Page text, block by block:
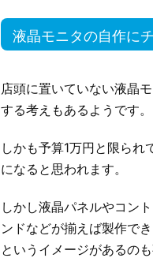
液晶モニタの自作に
店頭に置いていない液晶
する考えもあるようです。
しかも予算1万円と限ら
になると思われます。
しかし液晶パネルやコン
ンドなどが揃えば製作で
というイメージがあるのも